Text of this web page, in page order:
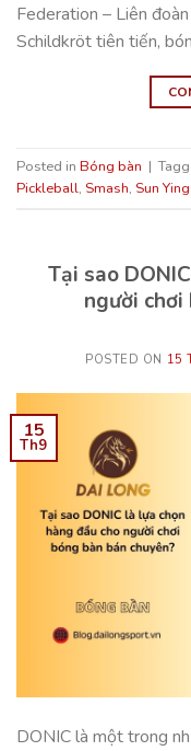
Federation – Liên
Schildkröt tiên tiến,
Posted in Bóng bàn |
Pickleball, Smash, Sun
Tại sao
người chơi
POSTED ON 15
15
Th9
DONIC là một trong